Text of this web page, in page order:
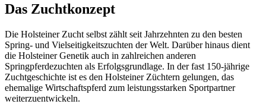
Das Zuchtkonzept
Die Holsteiner Zucht selbst zählt seit Jahrzehnten zu den besten
Spring- und Vielseitigkeitszuchten der Welt. Darüber hinaus dient
die Holsteiner Genetik auch in zahlreichen anderen
Springpferdezuchten als Erfolgsgrundlage. In der fast 150-jährige
Zuchtgeschichte ist es den Holsteiner Züchtern gelungen, das
ehemalige Wirtschaftspferd zum leistungsstarken Sportpartner
weiterzuentwickeln.